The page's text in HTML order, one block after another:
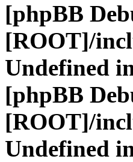
[phpBB
[ROOT]/
Undefined
[phpBB
[ROOT]/
Undefined